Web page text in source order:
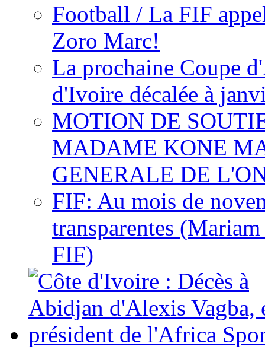
Football / La FIF
Zoro Marc!
La prochaine Coupe
d'Ivoire décalée à
MOTION DE
MADAME KONE
GENERALE DE
FIF: Au mois de
transparentes
FIF)